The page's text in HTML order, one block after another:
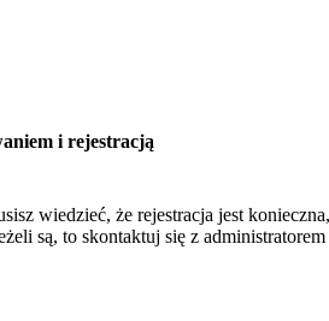
i rejestracją
wiedzieć, że rejestracja jest
są, to skontaktuj się z